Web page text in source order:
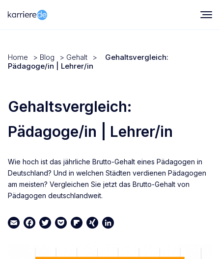
Home > Blog > Gehalt >
Gehaltsvergleich:
Pädagoge/in | Lehrer/in
Gehaltsvergleich:
Pädagoge/in | Lehrer/in
Wie hoch ist das jährliche Brutto-Gehalt eines Pädagogen in
Deutschland? Und in welchen Städten verdienen Pädagogen
am meisten? Vergleichen Sie jetzt das Brutto-Gehalt von
Pädagogen deutschlandweit.
EmailFacebook
TwitterPocketFlipboard
XINGLinkedIn